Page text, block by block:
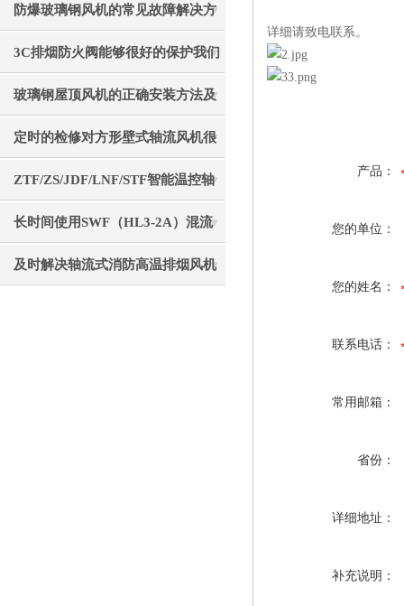
是实现精准布防的关键
防爆玻璃钢风机的常见故障解决方
法
3C排烟防火阀能够很好的保护我们
的生命财产安全
玻璃钢屋顶风机的正确安装方法及
实用操作技巧分享
定时的检修对方形壁式轴流风机很
有必要
ZTF/ZS/JDF/LNF/STF智能温控轴
流风机介绍
长时间使用SWF（HL3-2A）混流
风机后要注意清理
及时解决轴流式消防高温排烟风机
详细请致电联系。
产品：
您的单位：
您的姓名：
联系电话：
常用邮箱：
省份：
详细地址：
补充说明：